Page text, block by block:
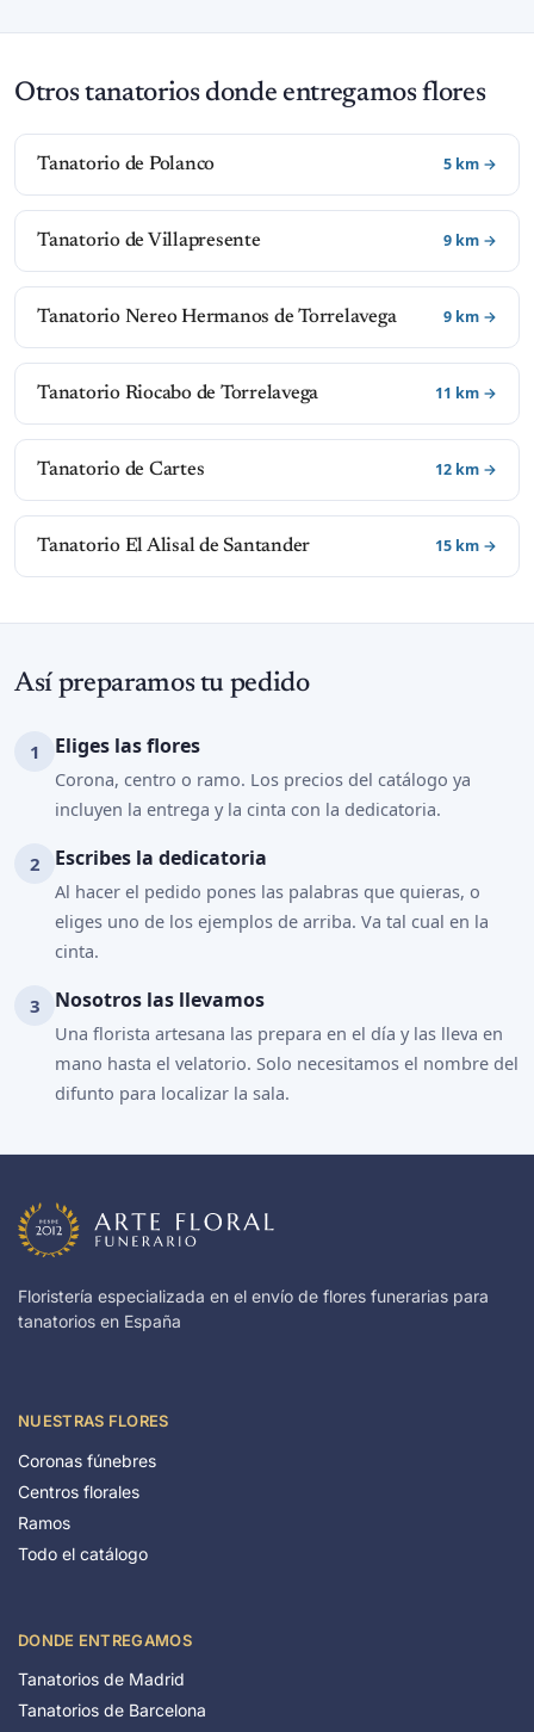
Otros tanatorios donde entregamos flores
Tanatorio de Polanco 5 km →
Tanatorio de Villapresente 9 km →
Tanatorio Nereo Hermanos de Torrelavega 9 km →
Tanatorio Riocabo de Torrelavega 11 km →
Tanatorio de Cartes 12 km →
Tanatorio El Alisal de Santander 15 km →
Así preparamos tu pedido
Eliges las flores
Corona, centro o ramo. Los precios del catálogo ya
incluyen la entrega y la cinta con la dedicatoria.
Escribes la dedicatoria
Al hacer el pedido pones las palabras que quieras, o
eliges uno de los ejemplos de arriba. Va tal cual en la
cinta.
Nosotros las llevamos
Una florista artesana las prepara en el día y las lleva en
mano hasta el velatorio. Solo necesitamos el nombre del
difunto para localizar la sala.
Floristería especializada en el envío de flores funerarias para
tanatorios en España
NUESTRAS FLORES
Coronas fúnebres
Centros florales
Ramos
Todo el catálogo
DONDE ENTREGAMOS
Tanatorios de Madrid
Tanatorios de Barcelona